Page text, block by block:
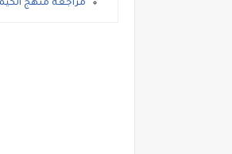
مراجعة منهج الكيمياء